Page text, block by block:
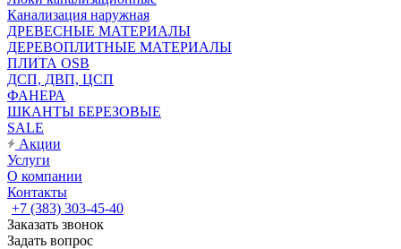
Канализация наружная
ДРЕВЕСНЫЕ МАТЕРИАЛЫ
ДЕРЕВОПЛИТНЫЕ МАТЕРИАЛЫ
ПЛИТА OSB
ДСП, ДВП, ЦСП
ФАНЕРА
ШКАНТЫ БЕРЕЗОВЫЕ
SALE
Акции
Услуги
О компании
Контакты
+7 (383) 303-45-40
Заказать звонок
Задать вопрос